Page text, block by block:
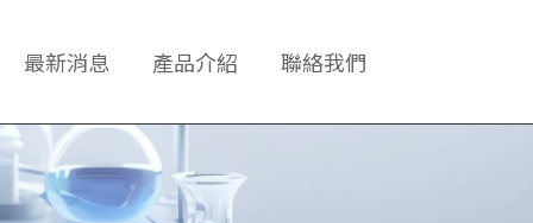
最新消息 產品介紹 聯絡我們